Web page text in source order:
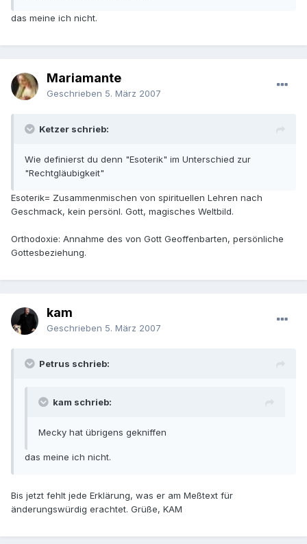
das meine ich nicht.
Mariamante
Geschrieben 5. März 2007
Ketzer schrieb:
Wie definierst du denn "Esoterik" im Unterschied zur
"Rechtgläubigkeit"
Esoterik= Zusammenmischen von spirituellen Lehren nach
Geschmack, kein persönl. Gott, magisches Weltbild.
Orthodoxie: Annahme des von Gott Geoffenbarten, persönliche
Gottesbeziehung.
kam
Geschrieben 5. März 2007
Petrus schrieb:
kam schrieb:
Mecky hat übrigens gekniffen
das meine ich nicht.
Bis jetzt fehlt jede Erklärung, was er am Meßtext für
änderungswürdig erachtet. Grüße, KAM